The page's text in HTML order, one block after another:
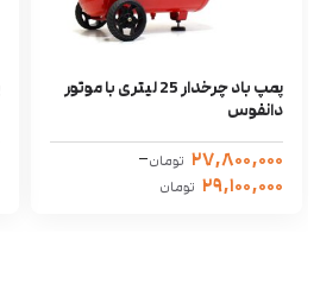
پمپ باد چرخدار 25 لیتری با موتور
دانفوس
۲۷,۸۰۰,۰۰۰ تومان–
۲۹,۱۰۰,۰۰۰ تومان